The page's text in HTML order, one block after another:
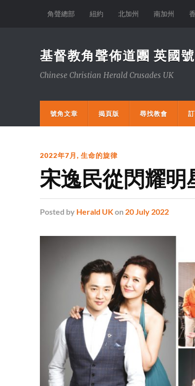
角聲總部 紐約 北加州 南加州
基督教角聲佈道團 英國
Chinese Christian Herald Crusades UK
號角文章 揭頁版 尋找教會
2022年7月, 生命的旋律
宋逸民從閃耀
Posted by Herald UKon 20 July 2022